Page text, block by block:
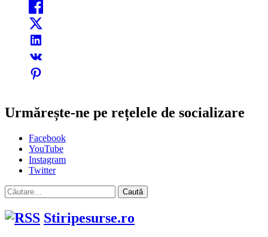
Urmărește-ne pe rețelele de socializare
Facebook
YouTube
Instagram
Twitter
Caută
după:
Stiripesurse.ro